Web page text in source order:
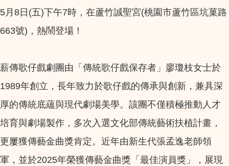
5月8日(五)下午7時，在蘆竹誠聖宮(桃園市蘆竹區坑菓路
663號)，熱鬧登場！
薪傳歌仔戲劇團由「傳統歌仔戲保存者」廖瓊枝女士於
1989年創立，長年致力於歌仔戲的傳承與創新，兼具深
厚的傳統底蘊與現代劇場美學。該團不僅積極推動人才
培育與劇場製作，多次入選文化部傳統藝術扶植計畫，
更屢獲傳藝金曲獎肯定。近年由新生代張孟逸老師領
軍，並於2025年榮獲傳藝金曲獎「最佳演員獎」，展現